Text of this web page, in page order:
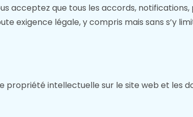
acceptez que tous les accords,
exigence légale, y compris mais sans s’y
propriété intellectuelle sur le site web et les